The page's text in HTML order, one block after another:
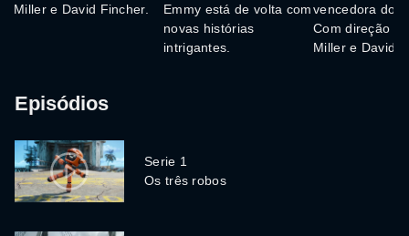
Miller e David Fincher.
Emmy está de volta com
novas histórias
intrigantes.
vencedora do
Com direção
Miller e David
Episódios
Serie 1
Os três robos